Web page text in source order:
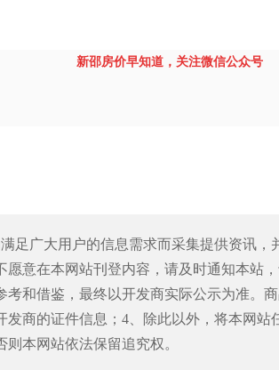
新邵房价早知道，关注微信公众号
足广大用户的信息需求而采集提供资讯，
愿意在本网站刊登内容，请及时通知本站
考和借鉴，最终以开发商实际公示为准。
发商的证件信息；4、除此以外，将本网站
本网站依法保留追究权。